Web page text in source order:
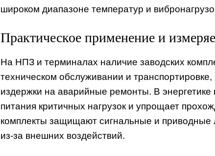
широком диапазоне температур и
Практическое применение и
На НПЗ и терминалах наличие заводских
техническом обслуживании и
издержки на аварийные ремонты. В
питания критичных нагрузок и упрощает
комплекты защищают сигнальные и приводные
из‑за внешних воздействий.